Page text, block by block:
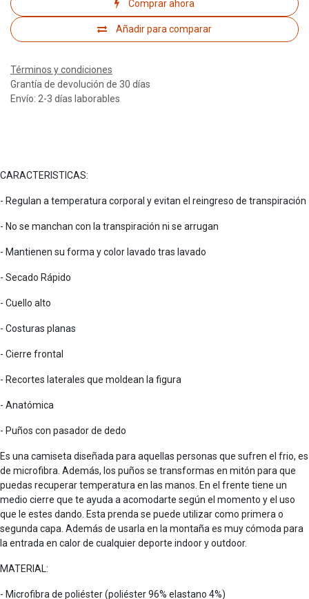
Comprar ahora
Añadir para comparar
Términos y condiciones
Grantía de devolución de 30 días
Envío: 2-3 días laborables
CARACTERISTICAS:
- Regulan a temperatura corporal y evitan el reingreso de transpiración
- No se manchan con la transpiración ni se arrugan
- Mantienen su forma y color lavado tras lavado
- Secado Rápido
- Cuello alto
- Costuras planas
- Cierre frontal
- Recortes laterales que moldean la figura
- Anatómica
- Puños con pasador de dedo
Es una camiseta diseñada para aquellas personas que sufren el frio, es
de microfibra. Además, los puños se transformas en mitón para que
puedas recuperar temperatura en las manos. En el frente tiene un
medio cierre que te ayuda a acomodarte según el momento y el uso
que le estes dando. Esta prenda se puede utilizar como primera o
segunda capa. Además de usarla en la montaña es muy cómoda para
la entrada en calor de cualquier deporte indoor y outdoor.
MATERIAL:
- Microfibra de poliéster (poliéster 96% elastano 4%)